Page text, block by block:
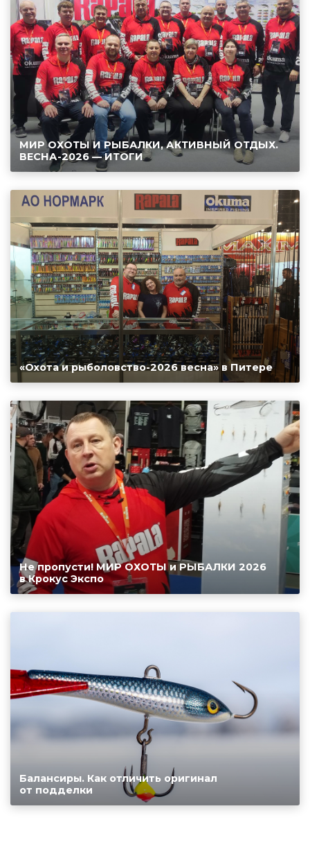
МИР ОХОТЫ И РЫБАЛКИ, АКТИВНЫЙ ОТДЫХ.
ВЕСНА-2026 — ИТОГИ
«Охота и рыболовство-2026 весна» в Питере
Не пропусти! МИР ОХОТЫ и РЫБАЛКИ 2026
в Крокус Экспо
Балансиры. Как отличить оригинал
от подделки